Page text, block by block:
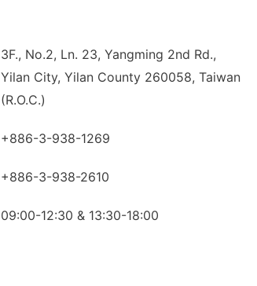
3F., No.2, Ln. 23, Yangming 2nd Rd.,
Yilan City, Yilan County 260058, Taiwan
(R.O.C.)
+886-3-938-1269
+886-3-938-2610
09:00-12:30 & 13:30-18:00